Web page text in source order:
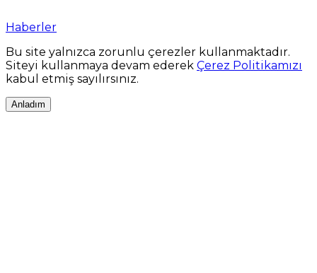
Haberler
Bu site yalnızca zorunlu çerezler kullanmaktadır.
Siteyi kullanmaya devam ederek Çerez Politikamızı
kabul etmiş sayılırsınız.
Anladım